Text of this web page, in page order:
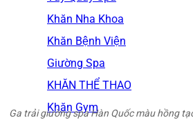
Khăn Nha Khoa
Khăn Bệnh Viện
Giường Spa
KHĂN THỂ THAO
Khăn Gym
Ga trải giường spa Hàn Quốc màu hồng